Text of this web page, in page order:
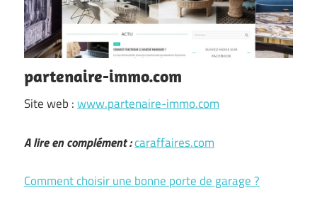
partenaire-immo.com
Site web :www.partenaire-immo.com
A lire en complément :caraffaires.com
Comment choisir une bonne porte de garage ?